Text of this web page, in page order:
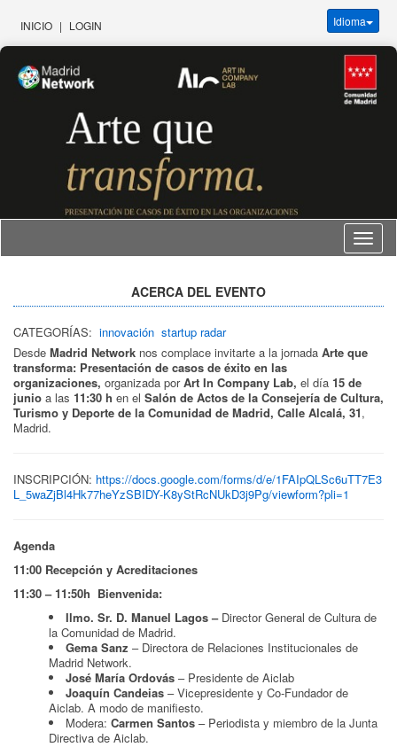
INICIO | LOGIN Idioma
Idioma
ACERCA DEL EVENTO
CATEGORÍAS: innovación startup radar
Desde Madrid Network nos complace invitarte a la jornada Arte que
transforma: Presentación de casos de éxito en las
organizaciones, organizada porArt In Company Lab, el día 15 de
junio a las 11:30 h en el Salón de Actos de la Consejería de Cultura,
Turismo y Deporte de la Comunidad de Madrid, Calle Alcalá, 31,
Madrid.
INSCRIPCIÓN: https://docs.google.com/forms/d/e/1FAIpQLSc6uTT7E3
L_5waZjBl4Hk77heYzSBIDY-K8yStRcNUkD3j9Pg/viewform?pli=1
Agenda
11:00 Recepción y Acreditaciones
11:30 – 11:50h Bienvenida:
Ilmo. Sr. D. Manuel Lagos – Director General de Cultura de
la Comunidad de Madrid.
Gema Sanz – Directora de Relaciones Institucionales de
Madrid Network.
José María Ordovás – Presidente de Aiclab
Joaquín Candeias – Vicepresidente y Co-Fundador de
Aiclab. A modo de manifiesto.
Modera: Carmen Santos – Periodista y miembro de la Junta
Directiva de Aiclab.